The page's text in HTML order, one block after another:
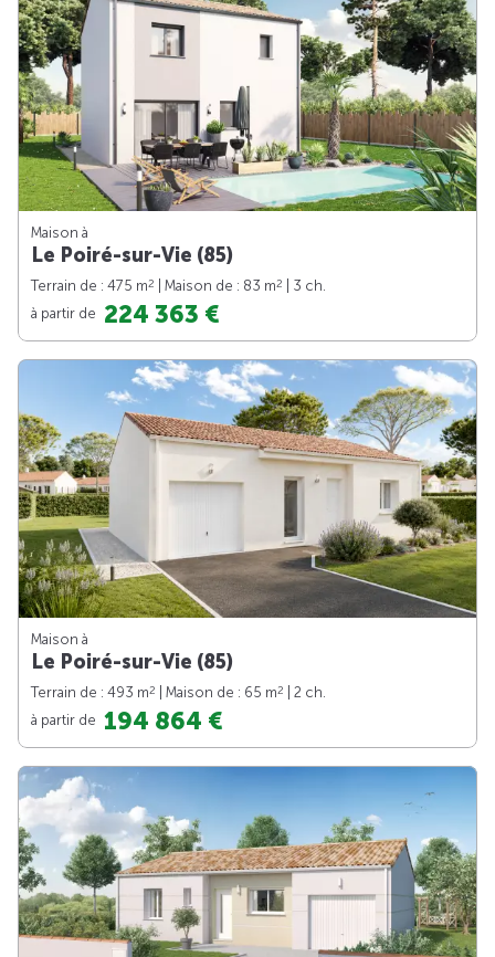
Maison à
Le Poiré-sur-Vie (85)
Terrain de : 475 m2 | Maison de : 83 m2
| 3 ch.
à partir de 224 363 €
Maison à
Le Poiré-sur-Vie (85)
Terrain de : 493 m2 | Maison de : 65 m2
| 2 ch.
à partir de 194 864 €